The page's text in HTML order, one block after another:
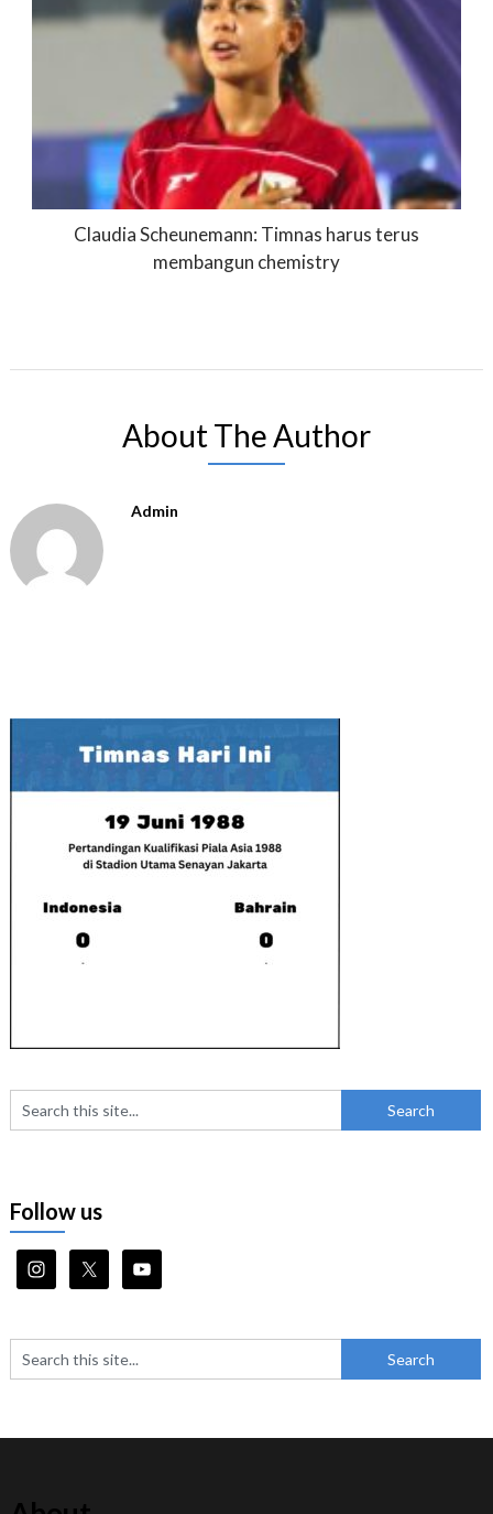
Claudia Scheunemann: Timnas harus terus
membangun chemistry
About The Author
Admin
Follow us